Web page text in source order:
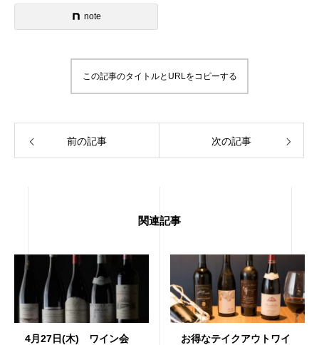
note
この記事のタイトルとURLをコピーする
前の記事 次の記事
関連記事
4月27日(木) ワイン会
お得なテイクアウトワイ